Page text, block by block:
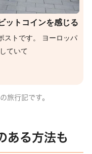
ットコインを感じる
ストです。 ヨーロッパ
ていて
旅行記です。
ある方法も